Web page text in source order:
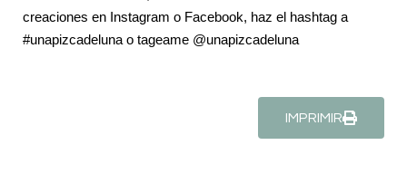
creaciones en Instagram o Facebook, haz el hashtag a
#unapizcadeluna o tageame @unapizcadeluna
IMPRIMIR